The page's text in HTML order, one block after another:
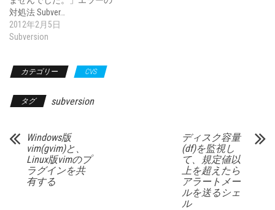
対処法 Subver…
2012年2月5日
Subversion
カテゴリー CVS
タグ subversion
Windows版
vim(gvim)と、
Linux版vimのプ
ラグインを共
有する
ディスク容量
(df)を監視し
て、規定値以
上を超えたら
アラートメー
ルを送るシェ
ル